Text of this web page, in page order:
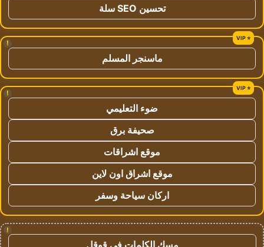
تحسين SEO سلة
!
ماسنجر المسلم
!
ضوء التعليمي
صحيفة برق
موقع اشراقات
موقع اشراق اون لاين
اركان سياحة وسفر
!
مسك الكلمات في قوقل